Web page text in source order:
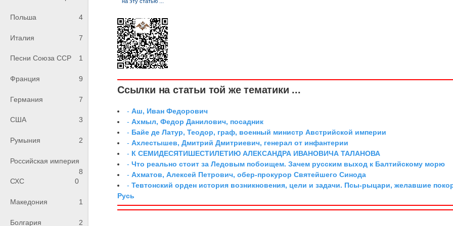
Польша 4
Италия 7
Песни Союза ССР 1
Франция 9
Германия 7
США 3
Румыния 2
Российская империя
8
СХС
0
Македония 1
Болгария 2
Ссылки на статьи той же тематики ...
-Аш, Иван Федорович
-Ахмыл, Федор Данилович, посадник
- Байе де Латур, Теодор, граф, военный министр Австрийской империи
-Ахлестышев, Дмитрий Дмитриевич, генерал от инфантерии
- К СЕМИДЕСЯТИШЕСТИЛЕТИЮ АЛЕКСАНДРА ИВАНОВИЧА ТАЛАНОВА
-Что реально стоит за Ледовым побоищем. Зачем русским выход к Балтийскому морю
-Ахматов, Алексей Петрович, обер-прокурор Святейшего Синода
-Тевтонский орден история возникновения, цели и задачи. Псы-рыцари, желавшие
Русь